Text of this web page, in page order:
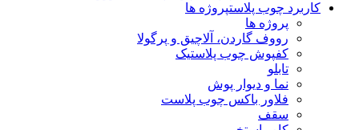
کاربرد چوب پلاستپروژه ها
پروژه ها
رووف گاردن، آلاچیق و پرگولا
کفپوش چوب پلاستیک
تابلو
نما و دیوار پوش
فلاور باکس چوب پلاست
سقف